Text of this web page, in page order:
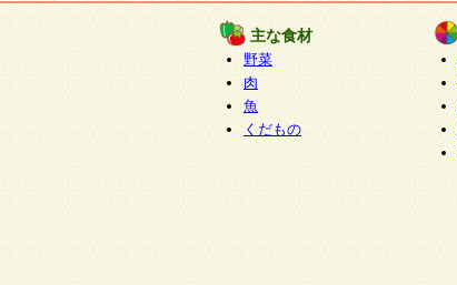
主な食材
野菜
肉
魚
くだもの